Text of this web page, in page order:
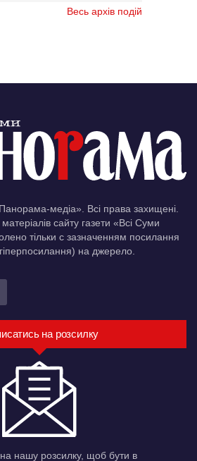
Весь архів подій
медіа». Всі права захищені.
сайту газети «Всі Суми
тільки c зазначенням посилання
на джерело.
на розсилку
на нашу розсилку, щоб бути в